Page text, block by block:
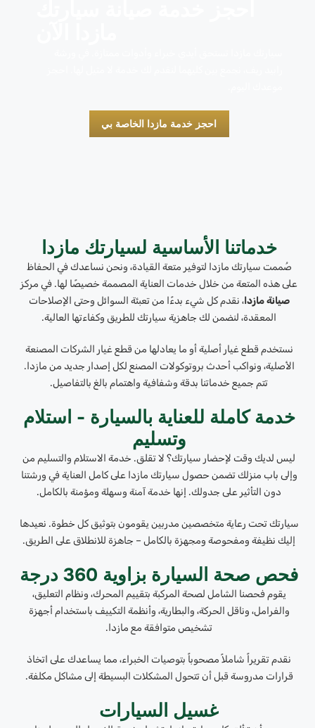
احجز خدمة مازدا الخاصة بي
خدماتنا الأساسية لسيارتك مازدا
صُممت سيارتك مازدا لتوفير متعة القيادة، ونحن نساعدك في الحفاظ
على هذه المتعة من خلال خدمات العناية المصممة خصيصًا لها. في مركز
صيانة مازدا، نقدم كل شيء بدءًا من تعبئة السوائل وحتى الإصلاحات
المعقدة، لنضمن لك جاهزية سيارتك للطريق وكفاءتها العالية.
نستخدم قطع غيار أصلية أو ما يعادلها من قطع غيار الشركات المصنعة
الأصلية، ونواكب أحدث بروتوكولات المصنع لكل إصدار جديد من مازدا.
تتم جميع خدماتنا بدقة وشفافية واهتمام بالغ بالتفاصيل.
خدمة كاملة للعناية بالسيارة - استلام
وتسليم
ليس لديك وقت لإحضار سيارتك؟ لا تقلق. خدمة الاستلام والتسليم من
وإلى باب منزلك تضمن حصول سيارتك مازدا على كامل العناية في ورشتنا
دون التأثير على جدولك. إنها خدمة آمنة وسهلة ومؤمنة بالكامل.
سيارتك تحت رعاية متخصصين مدربين يقومون بتوثيق كل خطوة. نعيدها
إليك نظيفة ومفحوصة ومجهزة بالكامل – جاهزة للانطلاق على الطريق.
فحص صحة السيارة بزاوية 360 درجة
يقوم فحصنا الشامل لصحة المركبة بتقييم المحرك، ونظام التعليق،
والفرامل، وناقل الحركة، والبطارية، وأنظمة التكييف باستخدام أجهزة
تشخيص متوافقة مع مازدا.
نقدم تقريراً شاملاً مصحوباً بتوصيات الخبراء، مما يساعدك على اتخاذ
قرارات مدروسة قبل أن تتحول المشكلات البسيطة إلى مشاكل مكلفة.
غسيل السيارات